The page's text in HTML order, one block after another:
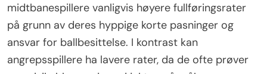
midtbanespillere vanligvis høyere fullføringsrater
på grunn av deres hyppige korte pasninger og
ansvar for ballbesittelse. I kontrast kan
angrepsspillere ha lavere rater, da de ofte prøver